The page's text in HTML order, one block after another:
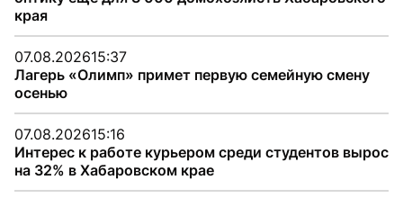
края
07.08.202615:37
Лагерь «Олимп» примет первую семейную смену
осенью
07.08.202615:16
Интерес к работе курьером среди студентов вырос
на 32% в Хабаровском крае